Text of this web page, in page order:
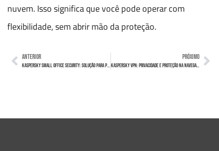
nuvem. Isso significa que você pode operar com
flexibilidade, sem abrir mão da proteção.
ANTERIOR PRÓXIMO
Kaspersky VPN: Privacidade e proteção na navegação corporativa